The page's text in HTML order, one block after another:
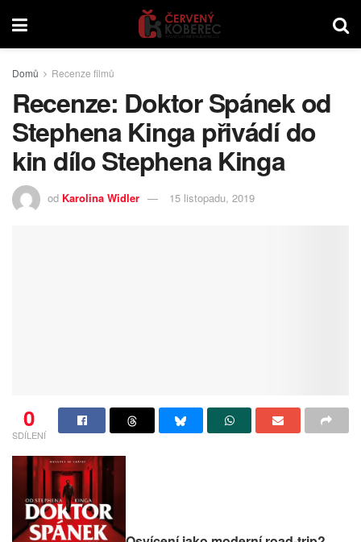
Domů Recenze filmů
Recenze: Doktor Spánek od
Stephena Kinga přivádí do
kin dílo Stephena Kinga
od Karolina Widler 15 listopadu, 2019
0
SDÍLENÍ